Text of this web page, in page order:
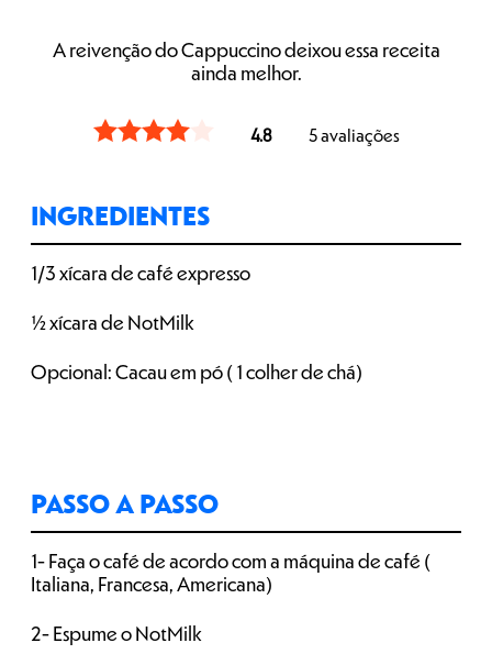
A reivenção do Cappuccino deixou essa receita
ainda melhor.
4.8 5avaliações
INGREDIENTES
1/3 xícara de café expresso
½ xícara de NotMilk
Opcional: Cacau em pó ( 1 colher de chá)
PASSO A PASSO
1- Faça o café de acordo com a máquina de café (
Italiana, Francesa, Americana)
2- Espume o NotMilk